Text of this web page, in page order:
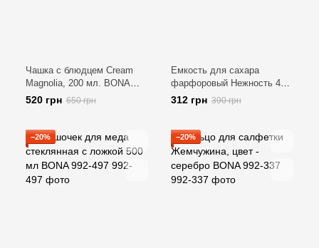
Чашка с блюдцем Cream
Magnolia, 200 мл. BONA
999-057-1
520 грн 650 грн
Емкость для сахара
фарфоровый Нежность 400
мл. BONA 993-405
312 грн 390 грн
−20% −20%